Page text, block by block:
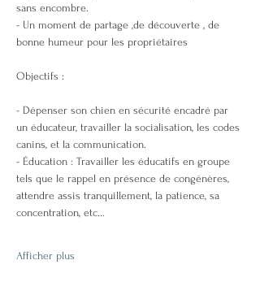
sans encombre.
- Un moment de partage ,de découverte , de
bonne humeur pour les propriétaires
Objectifs :
- Dépenser son chien en sécurité encadré par
un éducateur, travailler la socialisation, les codes
canins, et la communication.
- Éducation : Travailler les éducatifs en groupe
tels que le rappel en présence de congénères,
attendre assis tranquillement, la patience, sa
concentration, etc...
Afficher plus